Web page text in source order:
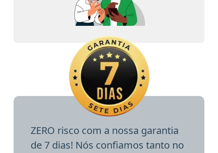
ZERO risco com a nossa garantia
de 7 dias! Nós confiamos tanto no